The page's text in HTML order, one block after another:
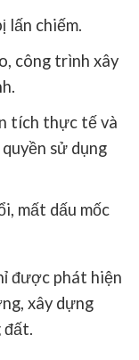
lấn chiếm.
công trình xây
tích thực tế và
sử dụng
mất dấu mốc
được phát hiện
xây dựng
đất.